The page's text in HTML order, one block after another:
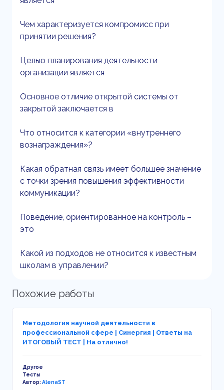
Чем характеризуется компромисс при
принятии решения?
Целью планирования деятельности
организации является
Основное отличие открытой системы от
закрытой заключается в
Что относится к категории «внутреннего
вознаграждения»?
Какая обратная связь имеет большее значение
с точки зрения повышения эффективности
коммуникации?
Поведение, ориентированное на контроль –
это
Какой из подходов не относится к известным
школам в управлении?
Похожие работы
Методология научной деятельности в
профессиональной сфере | Синергия | Ответы на
ИТОГОВЫЙ ТЕСТ | На отлично!
Другое
Тесты
Автор:AlenaST